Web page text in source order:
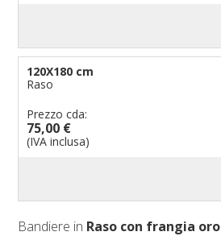
120X180 cm
Raso
Prezzo cda:
75,00 €
(IVA inclusa)
Bandiere in Raso con frangia oro